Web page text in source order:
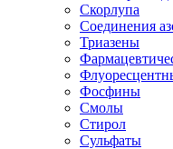
Скорлупа
Соединения
Триазены
Фосфины
Смолы
Стирол
Сульфаты